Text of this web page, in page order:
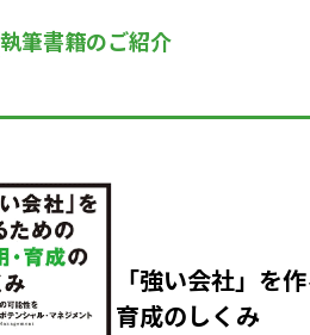
執筆書籍のご紹介
「強い会社」を
育成のしくみ